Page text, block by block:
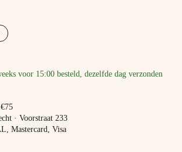
voor 15:00 besteld, dezelfde dag verzonden
· Voorstraat 233
Mastercard, Visa